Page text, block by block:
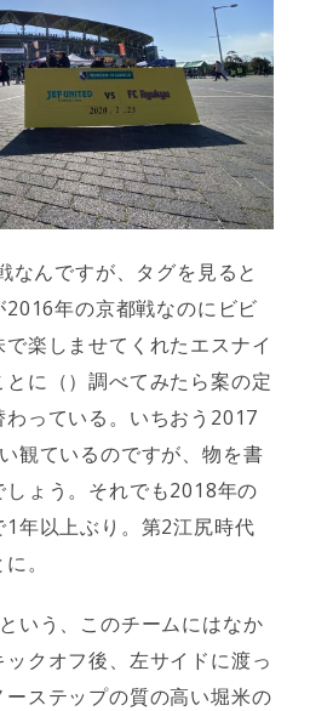
なんですが、タグを見ると
年の京都戦なのにビビ
楽しませてくれたエスナイ
に（）調べてみたら案の定
っている。いちおう2017
観ているのですが、物を書
しょう。それでも2018年の
年以上ぶり。第2江尻時代
。
いう、このチームにはなか
クオフ後、左サイドに渡っ
ステップの質の高い堀米の